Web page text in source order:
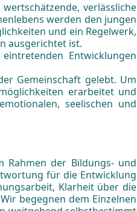
verlässliche
werden den jungen
und ein Regelwerk,
ausgerichtet ist.
Entwicklungen
Gemeinschaft gelebt. Um
erarbeitet und
seelischen und
Rahmen der Bildungs- und
für die Entwicklung
Klarheit über die
begegnen dem Einzelnen